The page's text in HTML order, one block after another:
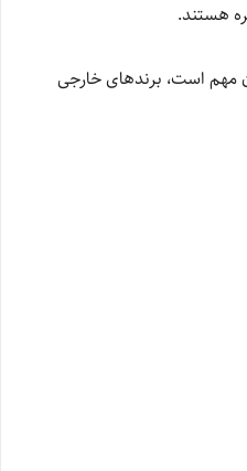
هستند.
مهم است، برندهای خارجی